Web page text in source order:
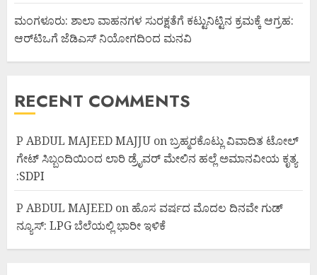
ಮಂಗಳೂರು: ಶಾಲಾ ವಾಹನಗಳ ಸುರಕ್ಷತೆಗೆ ಕಟ್ಟುನಿಟ್ಟಿನ ಕ್ರಮಕ್ಕೆ ಆಗ್ರಹ:
ಆರ್‌ಟಿಒಗೆ ಜೆಡಿಎಸ್ ನಿಯೋಗದಿಂದ ಮನವಿ
RECENT COMMENTS
P ABDUL MAJEED MAJJU onಬ್ರಹ್ಮರಕೊಟ್ಲು ವಿವಾದಿತ ಟೋಲ್
ಗೇಟ್ ಸಿಬ್ಬಂದಿಯಿಂದ ಲಾರಿ ಡ್ರೈವರ್ ಮೇಲಿನ ಹಲ್ಲೆ ಅಮಾನವೀಯ ಕೃತ್ಯ
:SDPI
P ABDUL MAJEED on ಹೊಸ ವರ್ಷದ ಮೊದಲ ದಿನವೇ ಗುಡ್
ನ್ಯೂಸ್: LPG ಬೆಲೆಯಲ್ಲಿ ಭಾರೀ ಇಳಿಕೆ